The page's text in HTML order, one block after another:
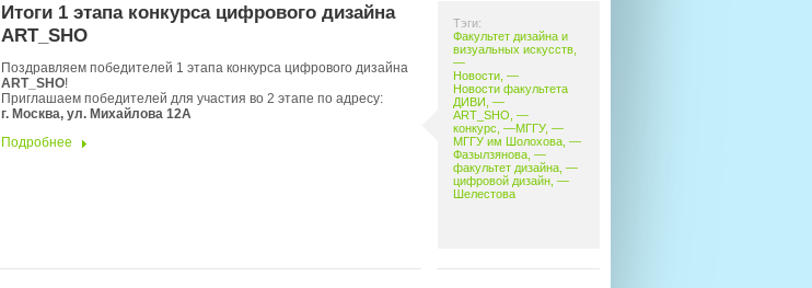
Тэги:
Факультет дизайна и
визуальных искусств,
—
Новости, —
Новости факультета
ДИВИ , —
ART_SHO , —
конкурс , —МГГУ, —
МГГУ им Шолохова, —
Фазылзянова, —
факультет дизайна, —
цифровой дизайн, —
Шелестова
Итоги 1 этапа конкурса цифрового дизайна
ART_SHO
Поздравляем победителей 1 этапа конкурса цифрового дизайна
ART_SHO!
Приглашаем победителей для участия во 2 этапе по адресу:
г. Москва, ул. Михайлова 12A
Подробнее